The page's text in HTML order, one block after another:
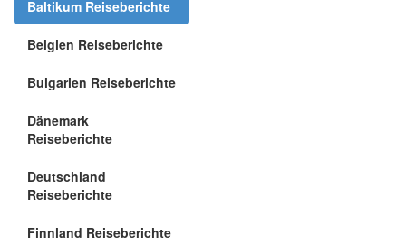
Baltikum Reiseberichte
Belgien Reiseberichte
Bulgarien Reiseberichte
Dänemark
Reiseberichte
Deutschland
Reiseberichte
Finnland Reiseberichte